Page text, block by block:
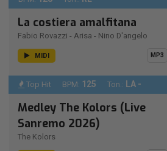
La costiera amalfitana
Fabio Rovazzi - Arisa - Nino D'angelo
MIDI MP3
Top Hit BPM: 125 Ton.: LA -
Medley The Kolors (Live
Sanremo 2026)
The Kolors